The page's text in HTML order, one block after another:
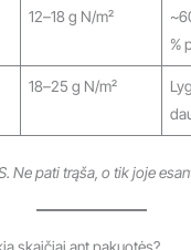
12–18 g N/m²
%
18–25 g N/m²
Ne pati trąša, o tik joje
skaičiai ant pakuotės?